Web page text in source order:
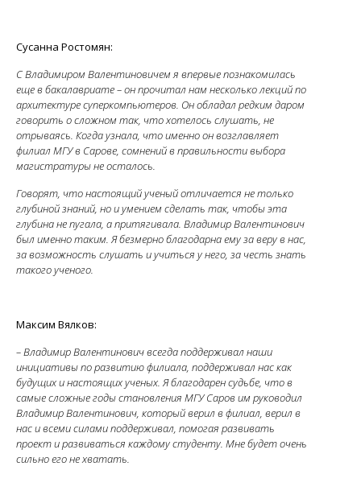
Сусанна Ростомян:
С Владимиром Валентиновичем я впервые познакомилась
еще в бакалавриате – он прочитал нам несколько лекций по
архитектуре суперкомпьютеров. Он обладал редким даром
говорить о сложном так, что хотелось слушать, не
отрываясь. Когда узнала, что именно он возглавляет
филиал МГУ в Сарове, сомнений в правильности выбора
магистратуры не осталось.
Говорят, что настоящий ученый отличается не только
глубиной знаний, но и умением сделать так, чтобы эта
глубина не пугала, а притягивала. Владимир Валентинович
был именно таким. Я безмерно благодарна ему за веру в нас,
за возможность слушать и учиться у него, за честь знать
такого ученого.
Максим Вялков:
– Владимир Валентинович всегда поддерживал наши
инициативы по развитию филиала, поддерживал нас как
будущих и настоящих ученых. Я благодарен судьбе, что в
самые сложные годы становления МГУ Саров им руководил
Владимир Валентинович, который верил в филиал, верил в
нас и всеми силами поддерживал, помогая развивать
проект и развиваться каждому студенту. Мне будет очень
сильно его не хватать.